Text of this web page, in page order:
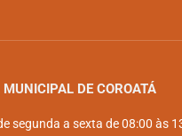
MUNICIPAL DE COROATÁ
segunda a sexta de 08:00 às